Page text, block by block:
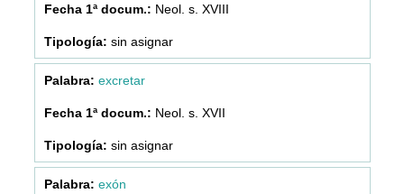
Neol. s. XVIII
sin asignar
excretar
Neol. s. XVII
sin asignar
exón